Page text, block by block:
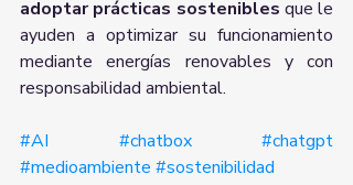
adoptar prácticas sostenibles que le
ayuden a optimizar su funcionamiento
mediante energías renovables y con
responsabilidad ambiental.
#AI #chatbox
#chatgpt
#medioambiente #sostenibilidad